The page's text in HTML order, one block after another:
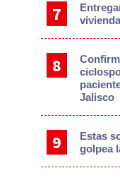
Jalisco
Estas
golpea